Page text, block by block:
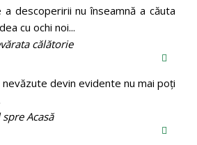
descoperirii nu înseamnă a căuta
cu ochi noi...
călătorie
nevăzute devin evidente nu mai poți
Acasă